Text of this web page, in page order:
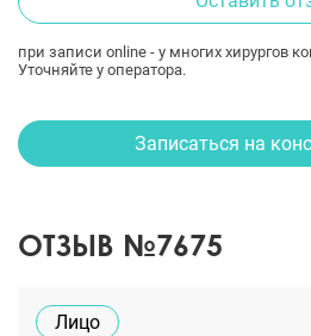
при записи online - у многих хирургов
Уточняйте у оператора.
Записаться на
ОТЗЫВ №7675
Лицо